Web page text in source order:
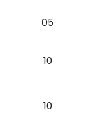
05
10
10